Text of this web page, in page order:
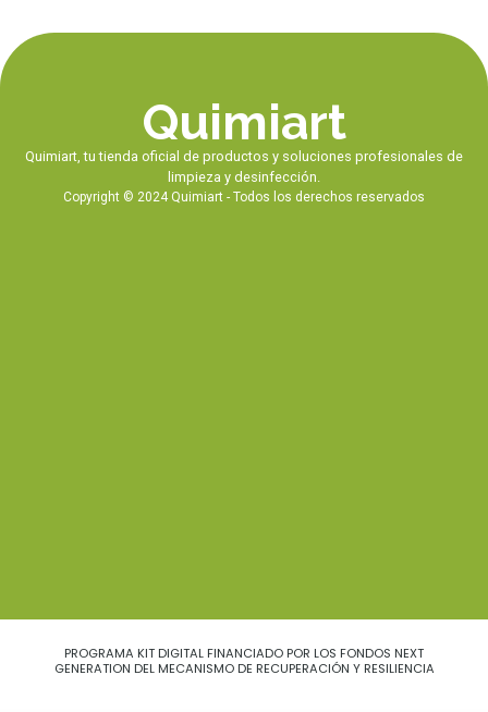
Quimiart
Quimiart, tu tienda oficial de productos y soluciones profesionales de
limpieza y desinfección.
Copyright © 2024 Quimiart - Todos los derechos reservados
PROGRAMA KIT DIGITAL FINANCIADO POR LOS FONDOS NEXT
GENERATION DEL MECANISMO DE RECUPERACIÓN Y RESILIENCIA